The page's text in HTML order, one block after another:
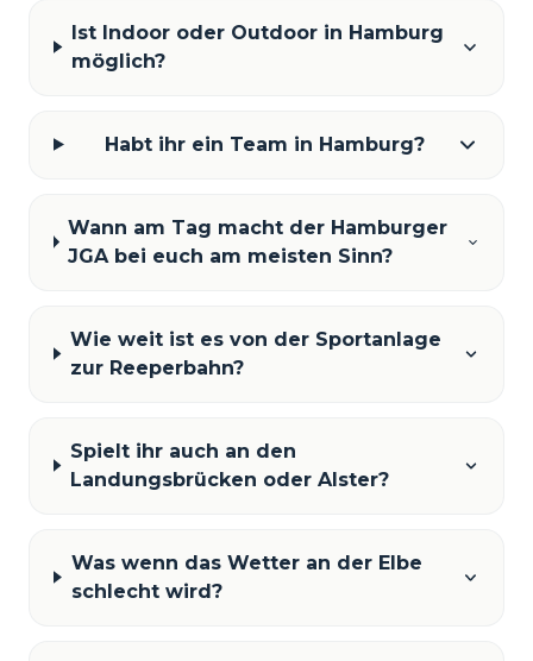
Ist Indoor oder Outdoor in Hamburg
möglich?
Habt ihr ein Team in Hamburg?
Wann am Tag macht der Hamburger
JGA bei euch am meisten Sinn?
Wie weit ist es von der Sportanlage
zur Reeperbahn?
Spielt ihr auch an den
Landungsbrücken oder Alster?
Was wenn das Wetter an der Elbe
schlecht wird?